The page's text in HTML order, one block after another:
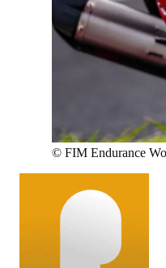
© FIM Endurance